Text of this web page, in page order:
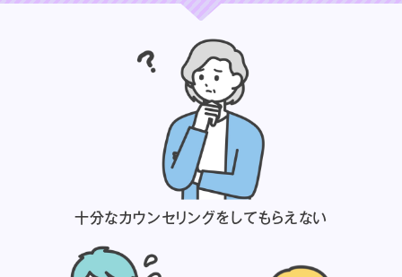
十分なカウンセリングをしてもらえない